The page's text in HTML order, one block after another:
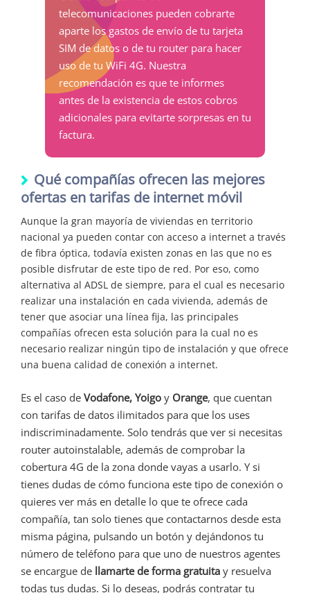
telecomunicaciones pueden cobrarte
aparte los gastos de envío de tu tarjeta
SIM de datos o de tu router para hacer
uso de tu WiFi 4G. Nuestra
recomendación es que te informes
antes de la existencia de estos cobros
adicionales para evitarte sorpresas en tu
factura.
Qué compañías ofrecen las mejores
ofertas en tarifas de internet móvil
Aunque la gran mayoría de viviendas en territorio
nacional ya pueden contar con acceso a internet a través
de fibra óptica, todavía existen zonas en las que no es
posible disfrutar de este tipo de red. Por eso, como
alternativa al ADSL de siempre, para el cual es necesario
realizar una instalación en cada vivienda, además de
tener que asociar una línea fija, las principales
compañías ofrecen esta solución para la cual no es
necesario realizar ningún tipo de instalación y que ofrece
una buena calidad de conexión a internet.
Es el caso de Vodafone, Yoigo y Orange, que cuentan
con tarifas de datos ilimitados para que los uses
indiscriminadamente. Solo tendrás que ver si necesitas
router autoinstalable, además de comprobar la
cobertura 4G de la zona donde vayas a usarlo. Y si
tienes dudas de cómo funciona este tipo de conexión o
quieres ver más en detalle lo que te ofrece cada
compañía, tan solo tienes que contactarnos desde esta
misma página, pulsando un botón y dejándonos tu
número de teléfono para que uno de nuestros agentes
se encargue de llamarte de forma gratuita y resuelva
todas tus dudas. Si lo deseas, podrás contratar tu